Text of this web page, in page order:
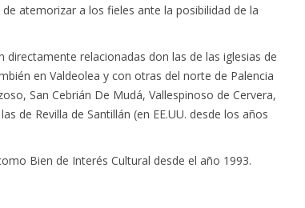
atemorizar a los fieles ante la posibilidad de la
relacionadas don las de las iglesias de
en Valdeolea y con otras del norte de Palencia
San Cebrián De Mudá, Vallespinoso de Cervera,
de Revilla de Santillán (en EE.UU. desde los años
Bien de Interés Cultural desde el año 1993.